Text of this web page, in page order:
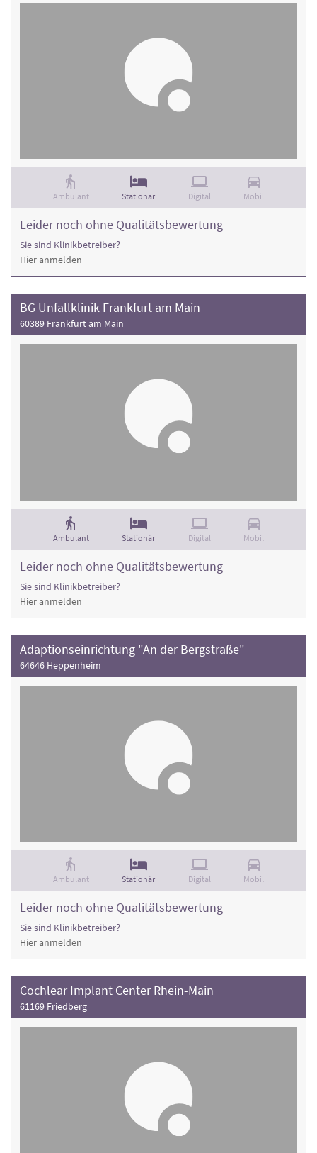
Ambulant Stationär Digital Mobil
Leider noch ohne Qualitätsbewertung
Sie sind Klinikbetreiber?
Hier anmelden
BG Unfallklinik Frankfurt am Main
60389 Frankfurt am Main
Ambulant Stationär Digital Mobil
Leider noch ohne Qualitätsbewertung
Sie sind Klinikbetreiber?
Hier anmelden
Adaptionseinrichtung "An der Bergstraße"
64646 Heppenheim
Ambulant Stationär Digital Mobil
Leider noch ohne Qualitätsbewertung
Sie sind Klinikbetreiber?
Hier anmelden
Cochlear Implant Center Rhein-Main
61169 Friedberg